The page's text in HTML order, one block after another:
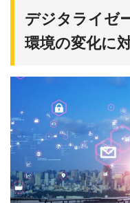
デジタライゼ
環境の変化に